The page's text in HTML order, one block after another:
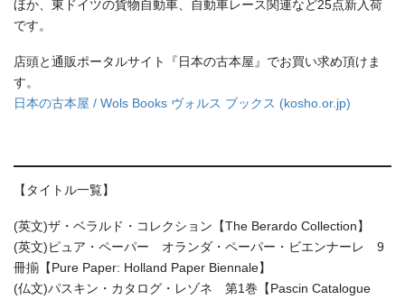
ほか、東ドイツの貨物自動車、自動車レース関連など25点新入荷
です。
店頭と通販ポータルサイト『日本の古本屋』でお買い求め頂けま
す。
日本の古本屋 / Wols Books ヴォルス ブックス (kosho.or.jp)
【タイトル一覧】
(英文)ザ・ベラルド・コレクション【The Berardo Collection】
(英文)ピュア・ペーパー オランダ・ペーパー・ビエンナーレ 9
冊揃【Pure Paper: Holland Paper Biennale】
(仏文)パスキン・カタログ・レゾネ 第1巻【Pascin Catalogue